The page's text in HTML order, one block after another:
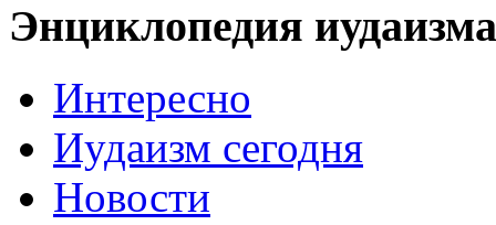
Энциклопедия иудаизма
Интересно
Иудаизм сегодня
Новости